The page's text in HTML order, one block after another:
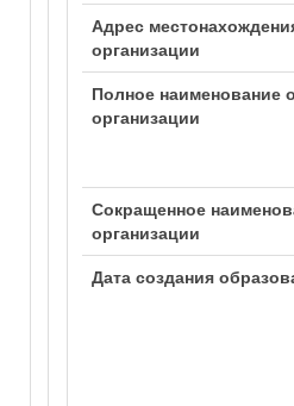
Адрес
организации
Полное наименование
организации
Сокращенное
организации
Дата создания